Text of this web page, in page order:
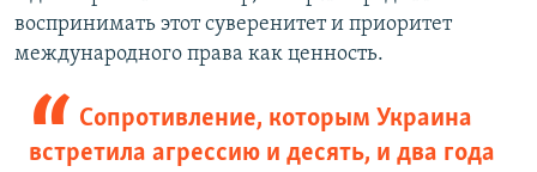
воспринимать этот суверенитет и приоритет
международного права как ценность.
Сопротивление, которым Украина
встретила агрессию и десять, и два года